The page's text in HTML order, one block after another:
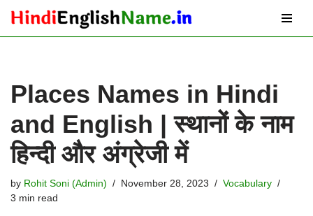
Skip
Places Names in Hindi
and English | स्थानों के नाम
हिन्दी और अंग्रेजी में
by Rohit Soni (Admin) November 28, 2023
Vocabulary
3 min read